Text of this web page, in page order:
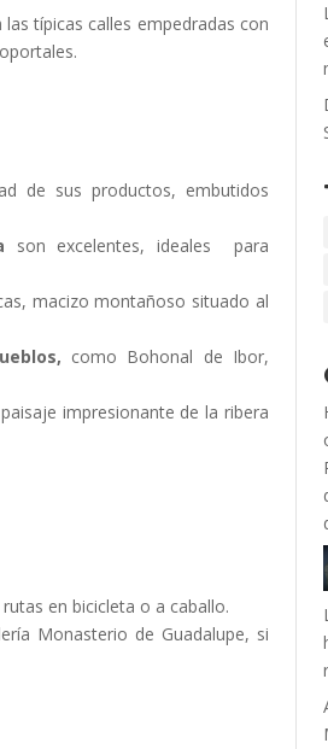
típicas calles empedradas con
de sus productos, embutidos
son excelentes, ideales para
macizo montañoso situado al
como Bohonal de Ibor,
impresionante de la ribera
en bicicleta o a caballo.
Monasterio de Guadalupe, si